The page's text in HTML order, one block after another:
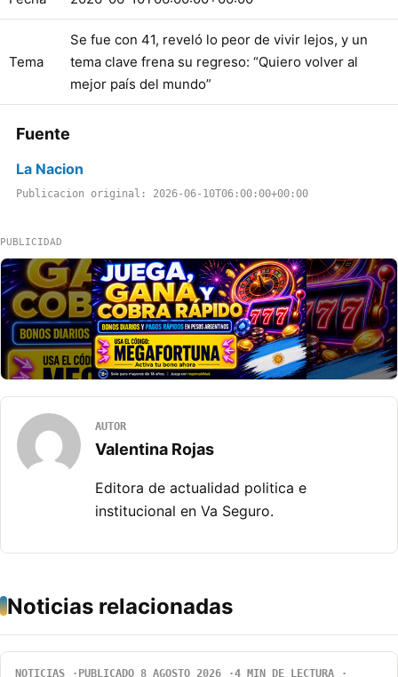
Tema
Se fue con 41, reveló lo peor de vivir lejos, y un
tema clave frena su regreso: “Quiero volver al
mejor país del mundo”
Fuente
La Nacion
Publicacion original: 2026-06-10T06:00:00+00:00
PUBLICIDAD
AUTOR
Valentina Rojas
Editora de actualidad politica e
institucional en Va Seguro.
Noticias relacionadas
NOTICIAS PUBLICADO 8 AGOSTO 2026 4 MIN DE LECTURA